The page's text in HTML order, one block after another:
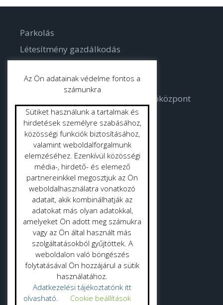
Parkolás
Létesítmény gazdálkodás
Bodorka Balatoni Vízvilág Látogatóközpont
Strandok
Közterület tisztítás
Gyepmester
Vásrácsarnok
Adatvédelmi politika
Adatkezelési tájékoztató
Az Ön adatainak védelme fontos a
számunkra
Sütiket használunk a tartalmak és
hirdetések személyre szabásához,
közösségi funkciók biztosításához,
valamint weboldalforgalmunk
elemzéséhez. Ezenkívül közösségi
média-, hirdető- és elemező
partnereinkkel megosztjuk az Ön
weboldalhasználatra vonatkozó
adatait, akik kombinálhatják az
adatokat más olyan adatokkal,
amelyeket Ön adott meg számukra
vagy az Ön által használt más
szolgáltatásokból gyűjtöttek. A
weboldalon való böngészés
folytatásával Ön hozzájárul a sütik
használatához.
Adatkezelési tájékoztatónk itt
olvasható. Cookie beállítások